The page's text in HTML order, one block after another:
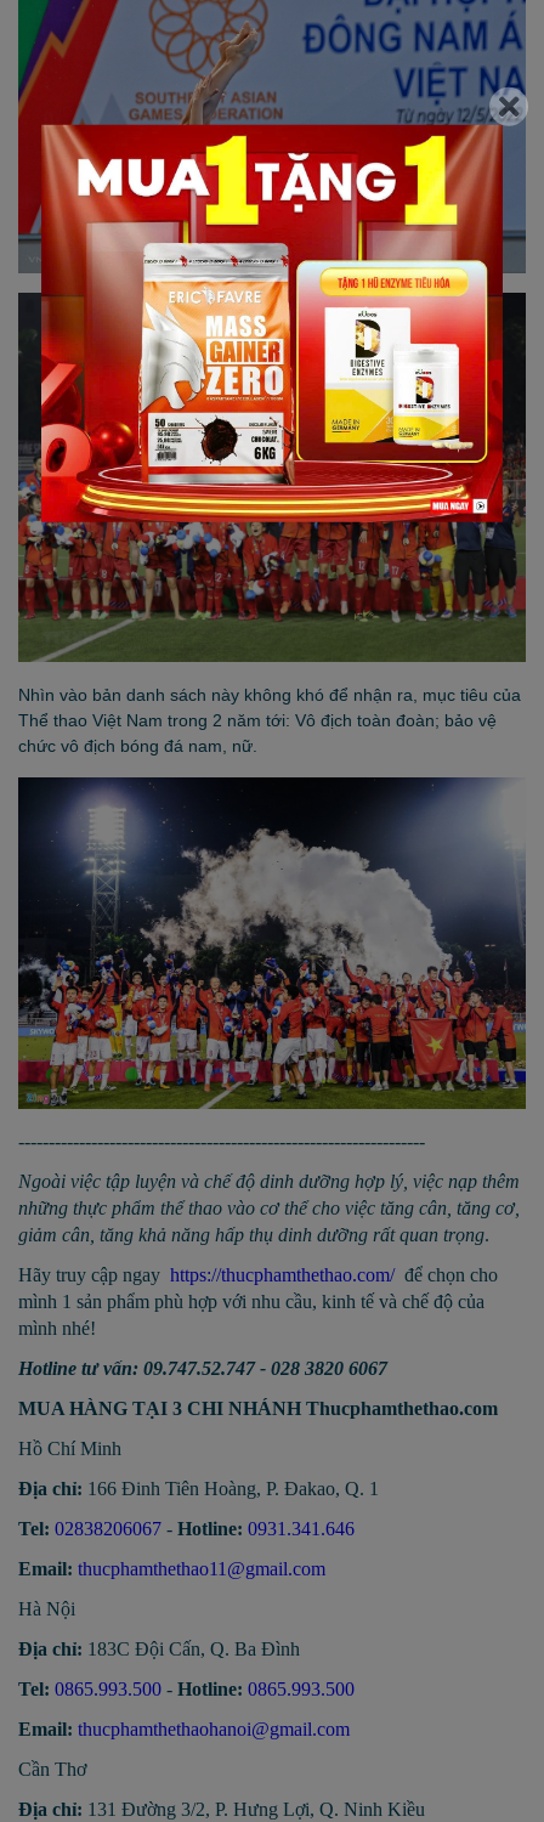
Nhìn vào bản danh sách này không khó để nhận ra, mục tiêu của
Thể thao Việt Nam trong 2 năm tới: Vô địch toàn đoàn; bảo vệ
chức vô địch bóng đá nam, nữ.
-------------------------------------------------------------------
Ngoài việc tập luyện và chế độ dinh dưỡng hợp lý, việc nạp thêm
những thực phẩm thể thao vào cơ thể cho việc tăng cân, tăng cơ,
giảm cân, tăng khả năng hấp thụ dinh dưỡng rất quan trọng.
Hãy truy cập ngay https://thucphamthethao.com/để chọn cho
mình 1 sản phẩm phù hợp với nhu cầu, kinh tế và chế độ của
mình nhé!
Hotline tư vấn: 09.747.52.747 - 028 3820 6067
MUA HÀNG TẠI 3 CHI NHÁNH Thucphamthethao.com
Hồ Chí Minh
Địa chỉ: 166 Đinh Tiên Hoàng, P. Đakao, Q. 1
Tel: 02838206067 - Hotline: 0931.341.646
Email: thucphamthethao11@gmail.com
Hà Nội
Địa chỉ: 183C Đội Cấn, Q. Ba Đình
Tel: 0865.993.500 - Hotline: 0865.993.500
Email: thucphamthethaohanoi@gmail.com
Cần Thơ
Địa chỉ: 131 Đường 3/2, P. Hưng Lợi, Q. Ninh Kiều